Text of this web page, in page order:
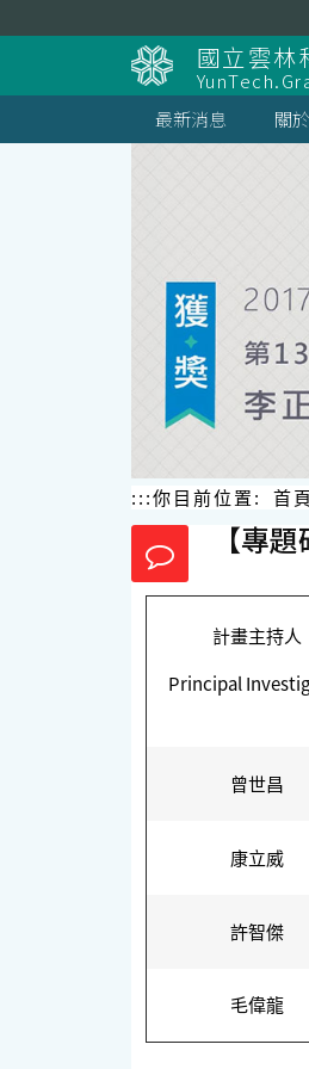
到
國立雲林
最新消息
關
:::你目前位置: 首頁
【專
計畫主持人
Principal
曾世昌
康立威
許智傑
毛偉龍